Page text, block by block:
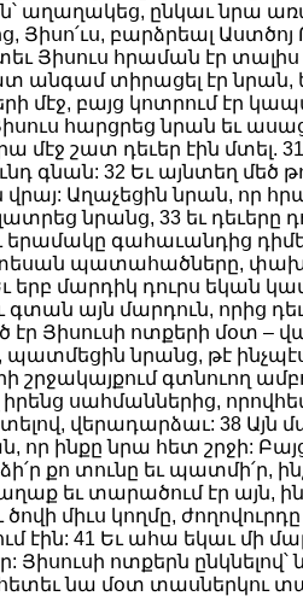
աղաղակեց, ընկաւ նրա
Յիսո՛ւս, բարձրեալ
Յիսուս հրաման էր տալիս
անգամ տիրացել էր նրան,
մէջ, բայց կոտրում էր
հարցրեց նրան եւ
մէջ շատ դեւեր էին մտել.
գնան: 32 Եւ այնտեղ մեծ
վրայ: Աղաչեցին նրան, որ
նրանց, 33 եւ դեւերը
երամակը գահաւանդից
պատահածները,
երբ մարդիկ դուրս եկան
այն մարդուն, որից
Յիսուսի ոտքերի մօտ –
նրանց, թէ
շրջակայքում գտնուող
իրենց սահմաններից,
վերադարձաւ: 38 Այն
որ ինքը նրա հետ շրջի:
քո տունը եւ պատմի՛ր,
եւ տարածում էր այն,
միւս կողմը,
էին: 41 Եւ ահա եկաւ մի
Յիսուսի ոտքերն ընկնելով՝
նա մօտ տասներկու